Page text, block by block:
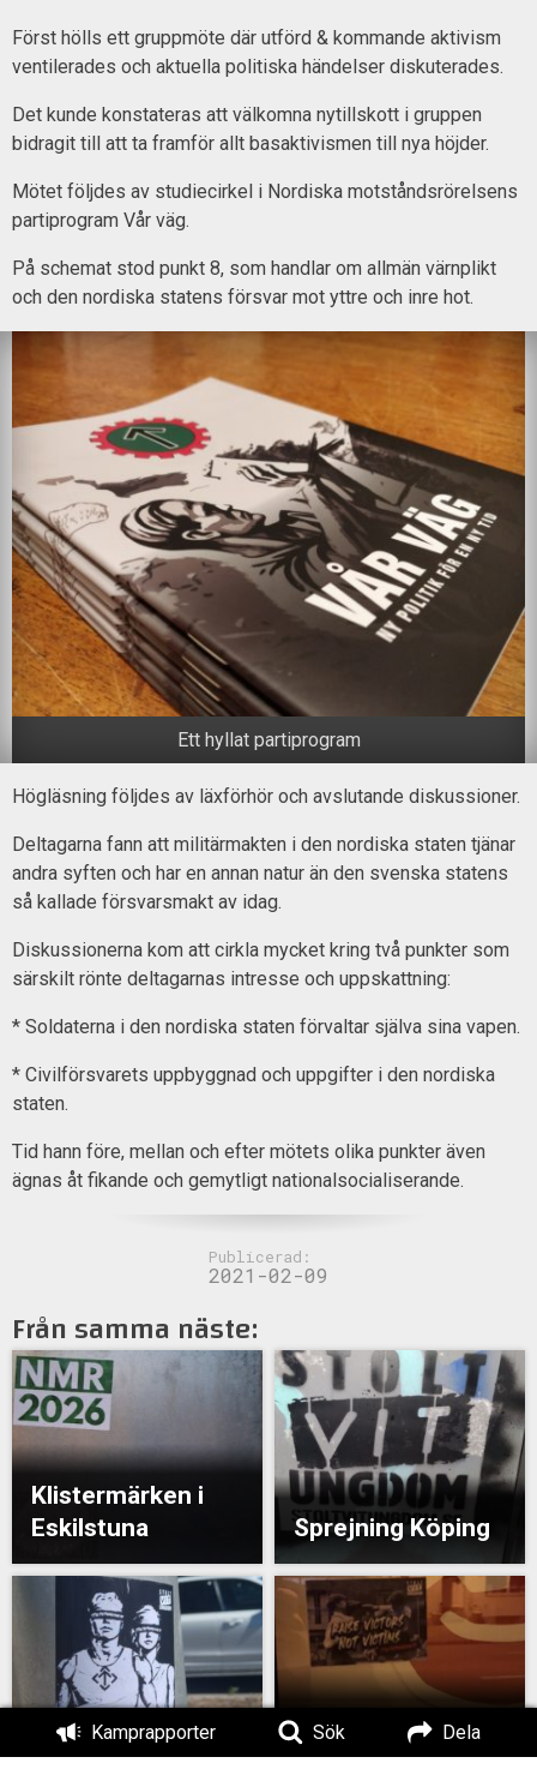
Kamprapporter Sök Dela
Först hölls ett gruppmöte där utförd & kommande aktivism
ventilerades och aktuella politiska händelser diskuterades.
Det kunde konstateras att välkomna nytillskott i gruppen
bidragit till att ta framför allt basaktivismen till nya höjder.
Mötet följdes av studiecirkel i Nordiska motståndsrörelsens
partiprogram Vår väg.
På schemat stod punkt 8, som handlar om allmän värnplikt
och den nordiska statens försvar mot yttre och inre hot.
Ett hyllat partiprogram
Högläsning följdes av läxförhör och avslutande diskussioner.
Deltagarna fann att militärmakten i den nordiska staten tjänar
andra syften och har en annan natur än den svenska statens
så kallade försvarsmakt av idag.
Diskussionerna kom att cirkla mycket kring två punkter som
särskilt rönte deltagarnas intresse och uppskattning:
* Soldaterna i den nordiska staten förvaltar själva sina vapen.
* Civilförsvarets uppbyggnad och uppgifter i den nordiska
staten.
Tid hann före, mellan och efter mötets olika punkter även
ägnas åt fikande och gemytligt nationalsocialiserande.
Publicerad:
2021-02-09
Från samma näste:
Klistermärken i
Eskilstuna
Sprejning Köping
Klistermärken i Köping
Klistermärken i
Kopparberg